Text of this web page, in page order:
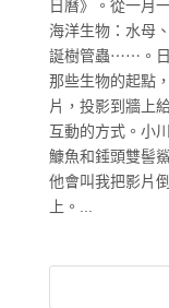
日曆》。從一月
海洋生物：水母
誕樹管蟲⋯⋯。日
那些生物的起點
片，投影到牆上
互動的方式。小
鱇魚和錘頭雙髻
他會叫我把影片
上。...